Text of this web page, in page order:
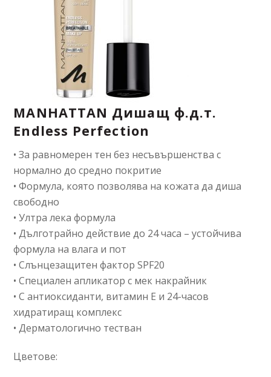
MANHATTAN Дишащ ф.д.т.
Endless Perfection
• За равномерен тен без несъвършенства с
нормално до средно покритие
• Формула, която позволява на кожата да диша
свободно
• Ултра лека формула
• Дълготрайно действие до 24 часа – устойчива
формула на влага и пот
• Слънцезащитен фактор SPF20
• Специален апликатор с мек накрайник
• С антиоксиданти, витамин Е и 24-часов
хидратиращ комплекс
• Дерматологично тестван
Цветове: